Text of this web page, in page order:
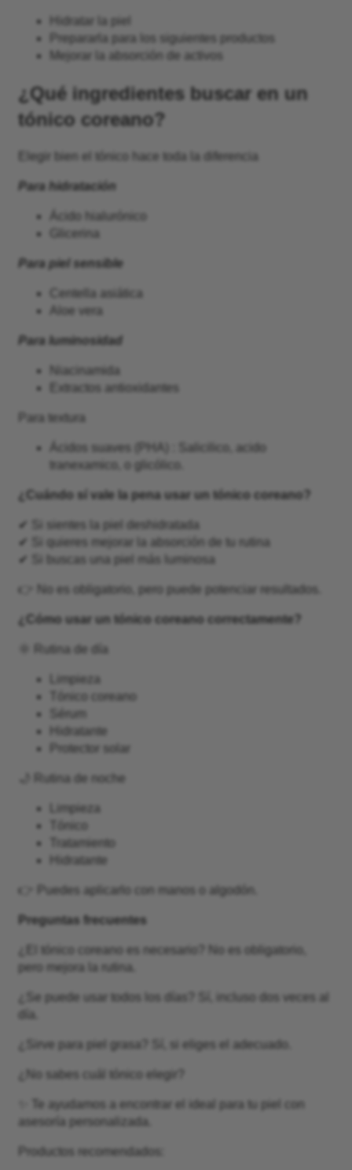
Hidratar la piel
Prepararla para los siguientes productos
Mejorar la absorción de activos
¿Qué ingredientes buscar en un
tónico coreano?
Elegir bien el tónico hace toda la diferencia
Para hidratación
Ácido hialurónico
Glicerina
Para piel sensible
Centella asiática
Aloe vera
Para luminosidad
Niacinamida
Extractos antioxidantes
Para textura
Ácidos suaves (PHA) : Salicilico, acido
tranexamico, o glicólico.
¿Cuándo sí vale la pena usar un tónico coreano?
✔ Si sientes la piel deshidratada
✔ Si quieres mejorar la absorción de tu rutina
✔ Si buscas una piel más luminosa
👉 No es obligatorio, pero puede potenciar resultados.
¿Cómo usar un tónico coreano correctamente?
🌞 Rutina de día
Limpieza
Tónico coreano
Sérum
Hidratante
Protector solar
🌙 Rutina de noche
Limpieza
Tónico
Tratamiento
Hidratante
👉 Puedes aplicarlo con manos o algodón.
Preguntas frecuentes
¿El tónico coreano es necesario? No es obligatorio,
pero mejora la rutina.
¿Se puede usar todos los días? Sí, incluso dos veces al
día.
¿Sirve para piel grasa? Sí, si eliges el adecuado.
¿No sabes cuál tónico elegir?
✨ Te ayudamos a encontrar el ideal para tu piel con
asesoría personalizada.
Productos recomendados: